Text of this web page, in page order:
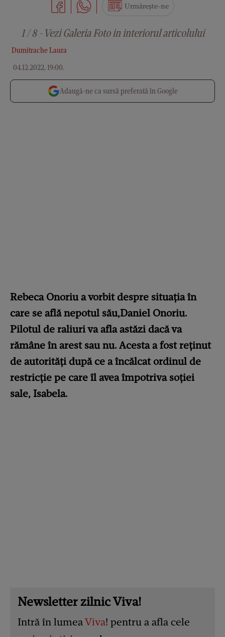
Dumitrache Laura
04.12.2022, 19:00.
Urmărește-ne
1 / 8 - Vezi Galeria Foto in interiorul articolului
Adaugă-ne ca sursă preferată în Google
Rebeca Onoriu a vorbit despre situația în
care se află nepotul său,Daniel Onoriu.
Pilotul de raliuri va afla astăzi dacă va
rămâne în arest sau nu. Acesta a fost reținut
de autorități după ce a încălcat ordinul de
restricție pe care îl avea împotriva soției
sale, Isabela.
Newsletter zilnic Viva!
Intră în lumeaViva! pentru a afla cele